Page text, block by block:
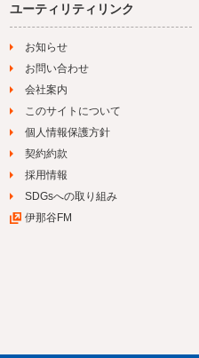
ユーティリティリンク
お知らせ
お問い合わせ
会社案内
このサイトについて
個人情報保護方針
契約約款
採用情報
SDGsへの取り組み
伊那谷FM